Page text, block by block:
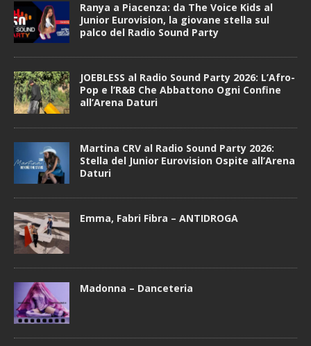
Ranya a Piacenza: da The Voice Kids al
Junior Eurovision, la giovane stella sul
palco del Radio Sound Party
JOEBLESS al Radio Sound Party 2026: L’Afro-
Pop e l’R&B Che Abbattono Ogni Confine
all’Arena Daturi
Martina CRV al Radio Sound Party 2026:
Stella del Junior Eurovision Ospite all’Arena
Daturi
Emma, Fabri Fibra – ANTIDROGA
Madonna – Danceteria